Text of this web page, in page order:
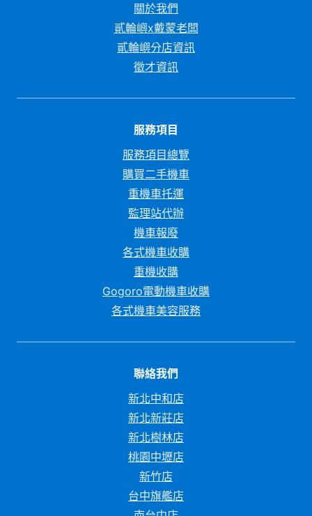
關於我們
貳輪嶼x戴蒙老闆
貳輪嶼分店資訊
徵才資訊
服務項目
服務項目總覽
購買二手機車
重機車托運
監理站代辦
機車報廢
各式機車收購
重機收購
Gogoro電動機車收購
各式機車美容服務
聯絡我們
新北中和店
新北新莊店
新北樹林店
桃園中壢店
新竹店
台中旗艦店